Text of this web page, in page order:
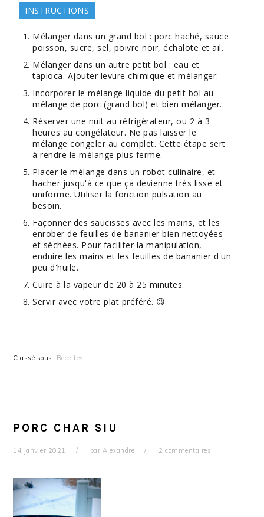
INSTRUCTIONS
Mélanger dans un grand bol : porc haché, sauce
poisson, sucre, sel, poivre noir, échalote et ail.
Mélanger dans un autre petit bol : eau et
tapioca. Ajouter levure chimique et mélanger.
Incorporer le mélange liquide du petit bol au
mélange de porc (grand bol) et bien mélanger.
Réserver une nuit au réfrigérateur, ou 2 à 3
heures au congélateur. Ne pas laisser le
mélange congeler au complet. Cette étape sert
à rendre le mélange plus ferme.
Placer le mélange dans un robot culinaire, et
hacher jusqu'à ce que ça devienne très lisse et
uniforme. Utiliser la fonction pulsation au
besoin.
Façonner des saucisses avec les mains, et les
enrober de feuilles de bananier bien nettoyées
et séchées. Pour faciliter la manipulation,
enduire les mains et les feuilles de bananier d'un
peu d'huile.
Cuire à la vapeur de 20 à 25 minutes.
Servir avec votre plat préféré. 😉
Classé sous : Recettes
PORC CHAR SIU
14 janvier 2021 par Alexandre 2 commentaires